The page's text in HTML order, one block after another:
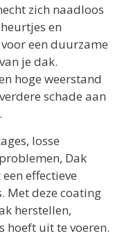
zich naadloos
en
een duurzame
je dak.
hoge weerstand
schade aan
losse
Dak
effectieve
Met deze coating
herstellen,
hoeft uit te voeren.